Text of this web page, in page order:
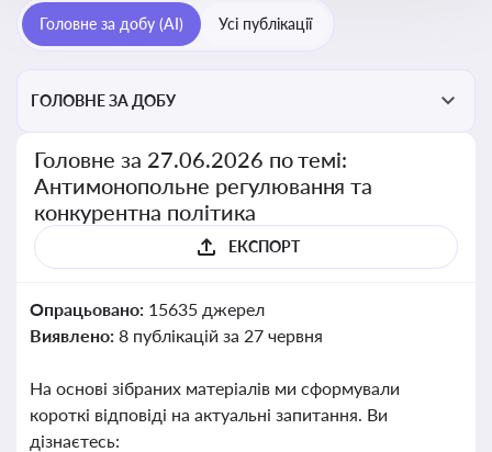
забезпечення рівних умов для суб’єктів
господарювання
Головне за добу (AI) Усі публікації
ГОЛОВНЕ ЗА ДОБУ
Головне за 27.06.2026 по темі:
Антимонопольне регулювання та
конкурентна політика
ЕКСПОРТ
Опрацьовано: 15635 джерел
Виявлено: 8 публікацій за 27 червня
На основі зібраних матеріалів ми сформували
короткі відповіді на актуальні запитання. Ви
дізнаєтесь: